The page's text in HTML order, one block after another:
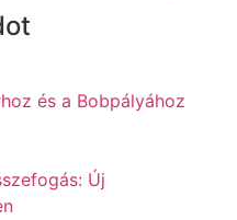
és a Bobpályához
Új